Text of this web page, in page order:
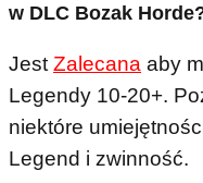
w DLC Bozak
Jest Zalecana aby
Legendy 10-20+.
niektóre
Legend i zwinność.